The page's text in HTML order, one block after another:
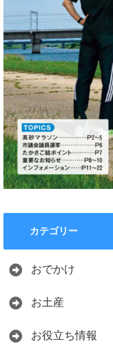
カテゴリー
おでかけ
お土産
お役立ち情報